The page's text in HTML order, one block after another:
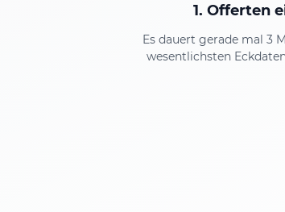
1. Offerten
Es dauert gerade mal 3
wesentlichsten